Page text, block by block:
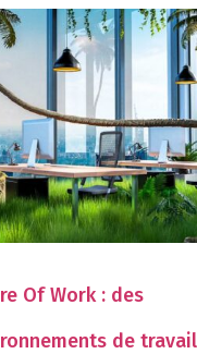
Of Work : des
de travail